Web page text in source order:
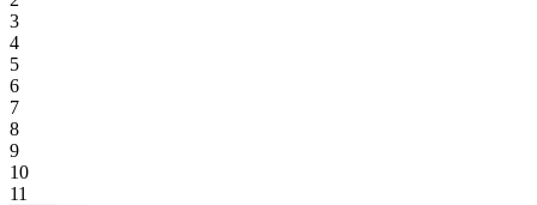
3
4
5
6
7
8
9
10
11